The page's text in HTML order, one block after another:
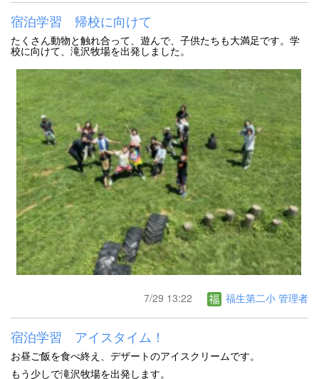
宿泊学習 帰校に向けて
たくさん動物と触れ合って、遊んで、子供たちも大満足です。学
校に向けて、滝沢牧場を出発しました。
7/29 13:22 福生第二小 管理者
宿泊学習 アイスタイム！
お昼ご飯を食べ終え、デザートのアイスクリームです。
もう少しで滝沢牧場を出発します。